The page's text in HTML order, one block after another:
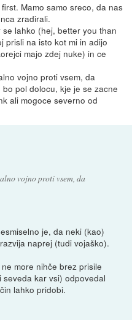
Mamo samo sreco, da nas
zradirali.
lahko (hej, better you than
prisli na isto kot mi in adijo
majo zdej nuke) in ce
vojno proti vsem, da
pol dolocu, kje je se zacne
ali mogoce severno od
vojno proti vsem, da
je, da neki (kao)
naprej (tudi vojaško).
more nihče brez prisile
kar vsi) odpovedal
lahko pridobi.